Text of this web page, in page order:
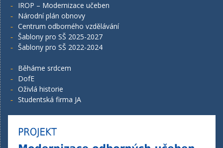
IROP – Modernizace učeben
Národní plán obnovy
Centrum odborného vzdělávání
Šablony pro SŠ 2025-2027
Šablony pro SŠ 2022-2024
Běháme srdcem
DofE
Oživlá historie
Studentská firma JA